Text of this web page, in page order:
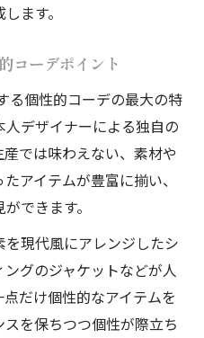
ます。
コーデポイント
る個性的コーデの最大の特
デザイナーによる独自の
では味わえない、素材や
アイテムが豊富に揃い、
できます。
現代風にアレンジしたシ
グのジャケットなどが人
だけ個性的なアイテムを
を保ちつつ個性が際立ち